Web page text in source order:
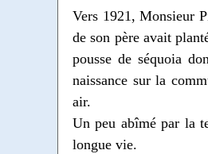
Vers 1921, Monsieur
de son père avait
pousse de séquoia
naissance sur la
air.
Un peu abîmé par la
longue vie.